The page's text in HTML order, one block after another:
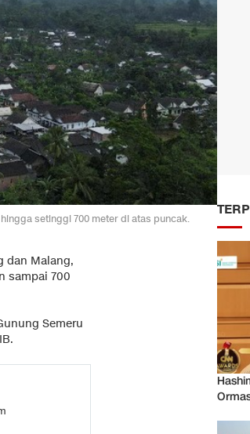
setinggi 700 meter di atas puncak.
dan Malang,
sampai 700
Semeru